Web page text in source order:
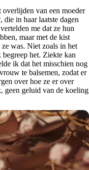
van een moeder
in haar laatste dagen
me dat ze hun
maar met de kist
was. Niet zoals in het
het. Ziekte kan
ik dat het misschien nog
te balsemen, zodat er
over hoe ze er over
geen geluid van de koeling